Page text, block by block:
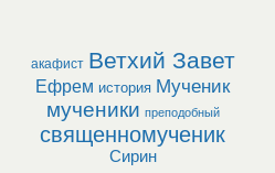
акафист Ветхий Завет
Ефрем история Мученик
мученики преподобный
священномученик
Сирин